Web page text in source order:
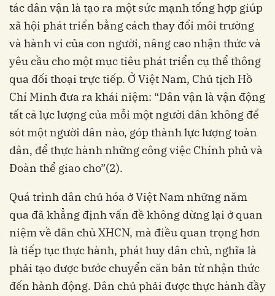
tác dân vận là tạo ra một sức mạnh tổng hợp giúp
xã hội phát triển bằng cách thay đổi môi trường
và hành vi của con người, nâng cao nhận thức và
yêu cầu cho một mục tiêu phát triển cụ thể thông
qua đối thoại trực tiếp. Ở Việt Nam, Chủ tịch Hồ
Chí Minh đưa ra khái niệm: “Dân vận là vận động
tất cả lực lượng của mỗi một người dân không để
sót một người dân nào, góp thành lực lượng toàn
dân, để thực hành những công việc Chính phủ và
Đoàn thể giao cho”(2).
Quá trình dân chủ hóa ở Việt Nam những năm
qua đã khẳng định vấn đề không dừng lại ở quan
niệm về dân chủ XHCN, mà điều quan trọng hơn
là tiếp tục thực hành, phát huy dân chủ, nghĩa là
phải tạo được bước chuyển căn bản từ nhận thức
đến hành động. Dân chủ phải được thực hành đầy